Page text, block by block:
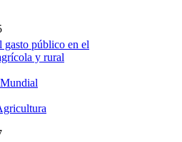
gasto público en el
y rural